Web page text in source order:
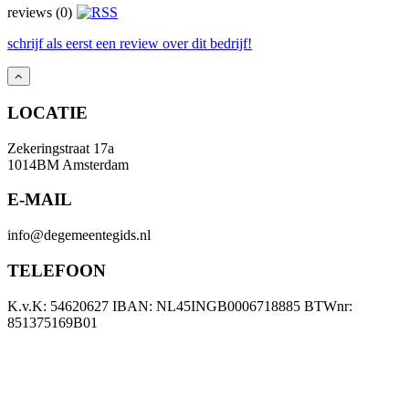
reviews (0)
schrijf als eerst een review over dit bedrijf!
LOCATIE
Zekeringstraat 17a
1014BM Amsterdam
E-MAIL
info@degemeentegids.nl
TELEFOON
K.v.K: 54620627 IBAN: NL45INGB0006718885 BTWnr:
851375169B01